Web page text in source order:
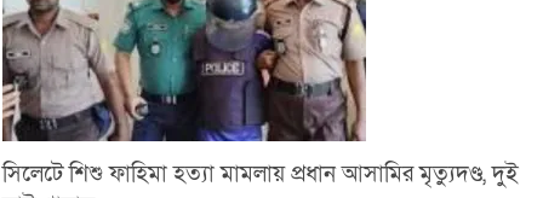
সিলেটে শিশু ফাহিমা হত্যা মামলায় প্রধান আসামির মৃত্যুদণ্ড, দুই